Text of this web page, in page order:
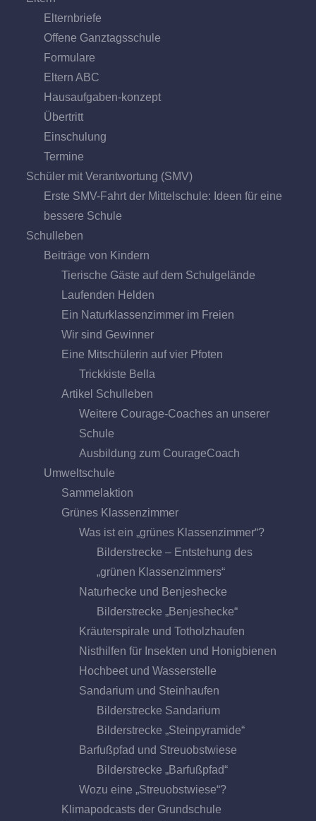
Elternbriefe
Offene Ganz­tags­schule
Formulare
Eltern ABC
Hausaufgaben-konzept
Übertritt
Einschulung
Termine
Schüler mit Verantwortung (SMV)
Erste SMV-Fahrt der Mittelschule: Ideen für eine
bessere Schule
Schulleben
Beiträge von Kindern
Tierische Gäste auf dem Schulgelände
Laufenden Helden
Ein Naturklassenzimmer im Freien
Wir sind Gewinner
Eine Mitschülerin auf vier Pfoten
Trickkiste Bella
Artikel Schulleben
Weitere Courage-Coaches an unserer
Schule
Ausbildung zum CourageCoach
Umweltschule
Sammelaktion
Grünes Klassenzimmer
Was ist ein „grünes Klassenzimmer“?
Bilderstrecke – Entstehung des
„grünen Klassenzimmers“
Naturhecke und Benjeshecke
Bilderstrecke „Benjeshecke“
Kräuterspirale und Totholzhaufen
Nisthilfen für Insekten und Honigbienen
Hochbeet und Wasserstelle
Sandarium und Steinhaufen
Bilderstrecke Sandarium
Bilderstrecke „Steinpyramide“
Barfußpfad und Streuobstwiese
Bilderstrecke „Barfußpfad“
Wozu eine „Streuobstwiese“?
Klimapodcasts der Grundschule